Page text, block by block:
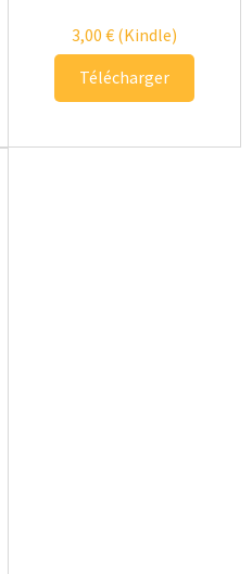
3,00€ (Kindle)
Télécharger